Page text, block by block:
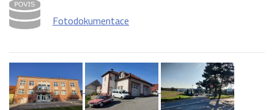
Fotodokumentace